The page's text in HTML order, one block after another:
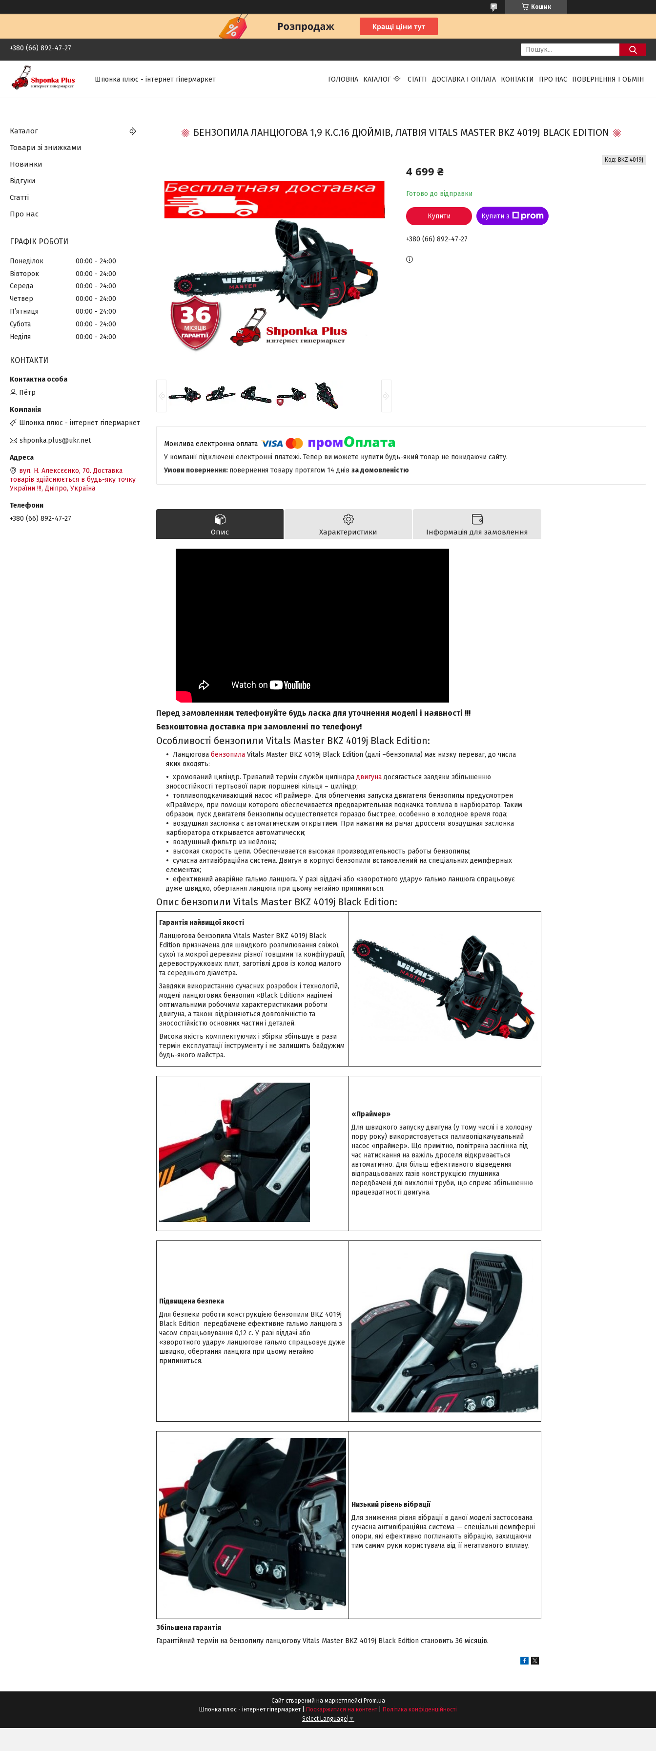
Кошик
+380 (66) 892-47-27
Шпонка плюс - інтернет гіпермаркет ГОЛОВНА КАТАЛОГ СТАТТІ ДОСТАВКА І ОПЛАТА КОНТАКТИ ПРО НАС ПОВЕРНЕННЯ І ОБМІН
БЕНЗОПИЛА ЛАНЦЮГОВА 1,9 К.С.16 ДЮЙМІВ, ЛАТВІЯ VITALS MASTER BKZ 4019J BLACK EDITION
4 699 ₴
Готово до відправки
Код: BKZ 4019j
Купити Купити з
+380 (66) 892-47-27
У компанії підключені електронні платежі. Тепер ви можете купити будь-який товар не покидаючи сайту.
повернення товару протягом 14 днів за домовленістю
Опис Характеристики Інформація для замовлення
Перед замовленням телефонуйте будь ласка для уточнення моделі і наявності !!!
Безкоштовна доставка при замовленні по телефону!
Особливості бензопили Vitals Master BKZ 4019j Black Edition:
Ланцюгова бензопила Vitals Master BKZ 4019j Black Edition (далі –бензопила) має низку переваг, до числа
яких входять:
хромований циліндр. Тривалий термін служби циліндра двигуна досягається завдяки збільшенню
зносостійкості тертьової пари: поршневі кільця – циліндр;
топливоподкачивающий насос «Праймер». Для облегчения запуска двигателя бензопилы предусмотрен
«Праймер», при помощи которого обеспечивается предварительная подкачка топлива в карбюратор. Таким
образом, пуск двигателя бензопилы осуществляется гораздо быстрее, особенно в холодное время года;
воздушная заслонка с автоматическим открытием. При нажатии на рычаг дросселя воздушная заслонка
карбюратора открывается автоматически;
воздушный фильтр из нейлона;
высокая скорость цепи. Обеспечивается высокая производительность работы бензопилы;
сучасна антивібраційна система. Двигун в корпусі бензопили встановлений на спеціальних демпферных
елементах;
ефективний аварійне гальмо ланцюга. У разі віддачі або «зворотного удару» гальмо ланцюга спрацьовує
дуже швидко, обертання ланцюга при цьому негайно припиниться.
Опис бензопили Vitals Master BKZ 4019j Black Edition:
Гарантія найвищої якості
Ланцюгова бензопила Vitals Master BKZ 4019j Black
Edition призначена для швидкого розпилювання свіжої,
сухої та мокрої деревини різної товщини та конфігурації,
деревостружкових плит, заготівлі дров із колод малого
та середнього діаметра.
Завдяки використанню сучасних розробок і технологій,
моделі ланцюгових бензопил «Black Edition» наділені
оптимальними робочими характеристиками роботи
двигуна, а також відрізняються довговічністю та
зносостійкістю основних частин і деталей.
Висока якість комплектуючих і збірки збільшує в рази
термін експлуатації інструменту і не залишить байдужим
будь-якого майстра.
«Праймер»
Для швидкого запуску двигуна (у тому числі і в холодну
пору року) використовується паливопідкачувальний
насос «праймер». Що примітно, повітряна заслінка під
час натискання на важіль дроселя відкривається
автоматично. Для більш ефективного відведення
відпрацьованих газів конструкцією глушника
передбачені дві вихлопні труби, що сприяє збільшенню
працездатності двигуна.
Підвищена безпека
Для безпеки роботи конструкцією бензопили BKZ 4019j
Black Edition передбачене ефективне гальмо ланцюга з
часом спрацьовування 0,12 c. У разі віддачі або
«зворотного удару» ланцюгове гальмо спрацьовує дуже
швидко, обертання ланцюга при цьому негайно
припиниться.
Низький рівень вібрації
Для зниження рівня вібрації в даної моделі застосована
сучасна антивібраційна система — спеціальні демпферні
опори, які ефективно поглинають вібрацію, захищаючи
тим самим руки користувача від її негативного впливу.
Збільшена гарантія
Гарантійний термін на бензопилу ланцюгову Vitals Master BKZ 4019j Black Edition становить 36 місяців.
Каталог
Товари зі знижками
Новинки
Відгуки
Статті
Про нас
ГРАФІК РОБОТИ
Понеділок 00:00
24:00
Вівторок
00:00
24:00
Середа
00:00
24:00
Четвер
00:00
24:00
Пʼятниця
00:00
24:00
Субота
00:00
24:00
Неділя
00:00 24:00
КОНТАКТИ
Пётр
Шпонка плюс - інтернет гіпермаркет
shponka.plus@ukr.net
вул. Н. Алексєєнко, 70. Доставка
товарів здійснюється в будь-яку точку
України !!!, Дніпро, Україна
+380 (66) 892-47-27
Сайт створений на маркетплейсі Prom.ua
Поскаржитися на контент
Політика конфіденційності
Select Language ▼